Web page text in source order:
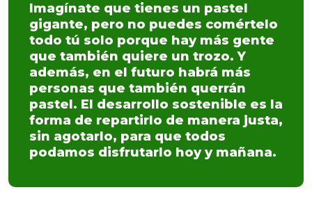
Imagínate que tienes un pastel
gigante, pero no puedes comértelo
todo tú solo porque hay más gente
que también quiere un trozo. Y
además, en el futuro habrá más
personas que también querrán
pastel. El desarrollo sostenible es la
forma de repartirlo de manera justa,
sin agotarlo, para que todos
podamos disfrutarlo hoy y mañana.